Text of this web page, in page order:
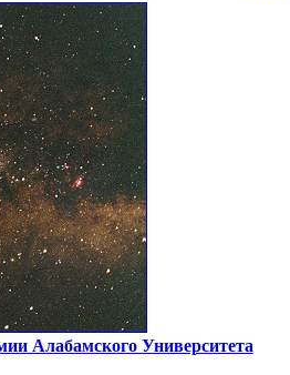
Алабамского Университета